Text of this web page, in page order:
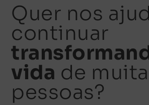
Quer nos
continuar
vida de
pessoas?